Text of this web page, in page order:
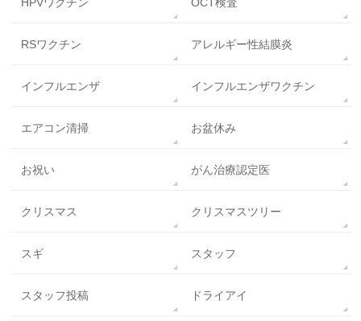
HPVワクチン OCT検査
RSワクチン アレルギー性結膜炎
インフルエンザ インフルエンザワクチン
エアコン清掃 お盆休み
お祝い がん治療認定医
クリスマス クリスマスツリー
スギ スタッフ
スタッフ投稿 ドライアイ